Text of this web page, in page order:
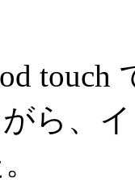
touch
ら、